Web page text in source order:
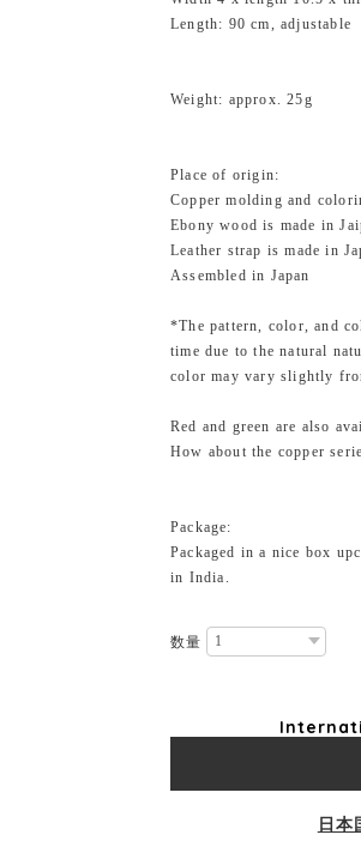
Length: 90 cm, adjustable
Weight: approx. 25g
Place of origin:
Copper molding and
Ebony wood is made in
Leather strap is made in
Assembled in Japan
*The pattern, color, and
time due to the natural
color may vary slightly
Red and green are also
How about the copper
Package:
Packaged in a nice box
in India.
数量
日本